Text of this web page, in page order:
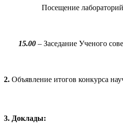
Посещение лабораторий
15.00 – Заседание Ученого
2. Объявление итогов конкурса
3. Доклады: